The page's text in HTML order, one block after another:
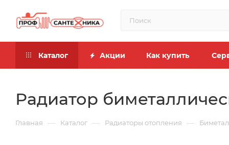
Каталог Акции Как купить
Радиатор
Главная — Каталог — Радиаторы отопления —